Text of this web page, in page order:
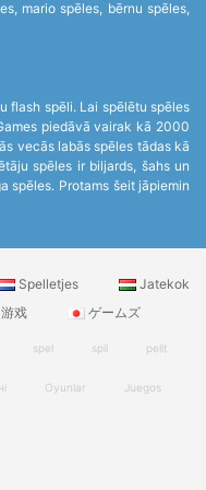
mario spēles, bērnu spēles,
flash spēli. Lai spēlētu spēles
piedāvā vairak kā 2000
vecās labās spēles tādas kā
spēles ir biljards, šahs un
spēles. Protams šeit jāpiemin
Spelletjes
Jatekok
戏 ゲームズ
spel spil
pelit
Oyunlar
Juegos